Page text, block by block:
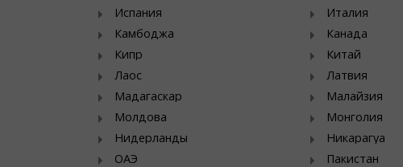
Испания
Италия
Камбоджа
Канада
Кипр
Китай
Лаос
Латвия
Мадагаскар
Малайзия
Молдова
Монголия
Нидерланды
Никарагуа
ОАЭ
Пакистан